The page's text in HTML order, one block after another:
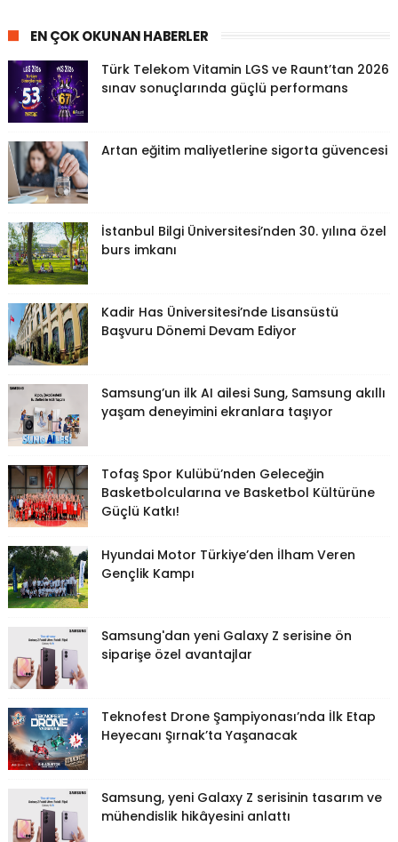
EN ÇOK OKUNAN HABERLER
Türk Telekom Vitamin LGS ve Raunt’tan 2026
sınav sonuçlarında güçlü performans
Artan eğitim maliyetlerine sigorta güvencesi
İstanbul Bilgi Üniversitesi’nden 30. yılına özel
burs imkanı
Kadir Has Üniversitesi’nde Lisansüstü
Başvuru Dönemi Devam Ediyor
Samsung’un ilk AI ailesi Sung, Samsung akıllı
yaşam deneyimini ekranlara taşıyor
Tofaş Spor Kulübü’nden Geleceğin
Basketbolcularına ve Basketbol Kültürüne
Güçlü Katkı!
Hyundai Motor Türkiye’den İlham Veren
Gençlik Kampı
Samsung'dan yeni Galaxy Z serisine ön
siparişe özel avantajlar
Teknofest Drone Şampiyonası’nda İlk Etap
Heyecanı Şırnak’ta Yaşanacak
Samsung, yeni Galaxy Z serisinin tasarım ve
mühendislik hikâyesini anlattı